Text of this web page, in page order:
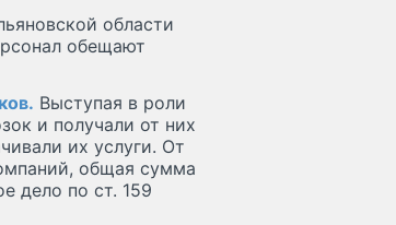
области
обещают
Выступая в роли
и получали от них
их услуги. От
общая сумма
дело по ст. 159